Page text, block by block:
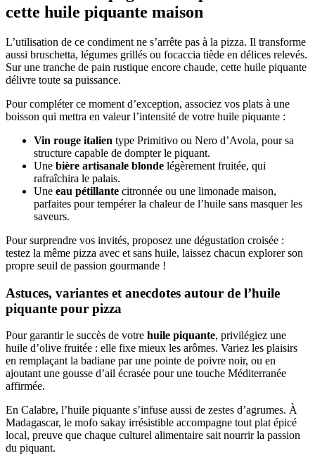
cette huile piquante maison
L’utilisation de ce condiment ne s’arrête pas à la pizza. Il transforme
aussi bruschetta, légumes grillés ou focaccia tiède en délices relevés.
Sur une tranche de pain rustique encore chaude, cette huile piquante
délivre toute sa puissance.
Pour compléter ce moment d’exception, associez vos plats à une
boisson qui mettra en valeur l’intensité de votre huile piquante :
Vin rouge italien type Primitivo ou Nero d’Avola, pour sa
structure capable de dompter le piquant.
Une bière artisanale blonde légèrement fruitée, qui
rafraîchira le palais.
Une eau pétillante citronnée ou une limonade maison,
parfaites pour tempérer la chaleur de l’huile sans masquer les
saveurs.
Pour surprendre vos invités, proposez une dégustation croisée :
testez la même pizza avec et sans huile, laissez chacun explorer son
propre seuil de passion gourmande !
Astuces, variantes et anecdotes autour de l’huile
piquante pour pizza
Pour garantir le succès de votre huile piquante, privilégiez une
huile d’olive fruitée : elle fixe mieux les arômes. Variez les plaisirs
en remplaçant la badiane par une pointe de poivre noir, ou en
ajoutant une gousse d’ail écrasée pour une touche Méditerranée
affirmée.
En Calabre, l’huile piquante s’infuse aussi de zestes d’agrumes. À
Madagascar, le mofo sakay irrésistible accompagne tout plat épicé
local, preuve que chaque culturel alimentaire sait nourrir la passion
du piquant.